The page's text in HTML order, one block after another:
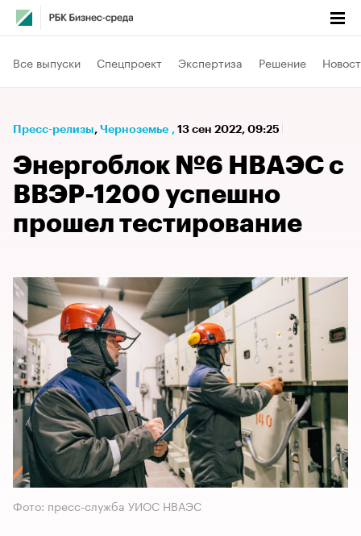
Все выпуски Спецпроект Экспертиза Решение
Пресс-релизы⁠, Черноземье , 13 сен 2022, 09:25
Энергоблок №6 НВАЭС с
ВВЭР-1200 успешно
прошел тестирование
Фото: пресс-служба УИОС НВАЭС